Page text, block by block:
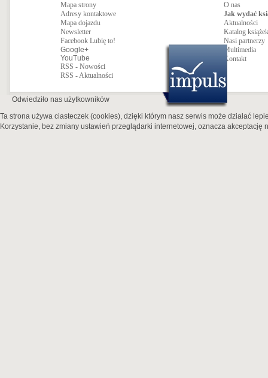
Mapa strony
Adresy kontaktowe
Mapa dojazdu
Newsletter
Facebook Lubię to!
Google+
YouTube
RSS - Nowości
RSS - Aktualności
O nas
Jak wydać
Aktualności
Katalog książek
Nasi partnerzy
Multimedia
Kontakt
Odwiedziło nas użytkowników
Ta strona używa ciasteczek (cookies), dzięki którym nasz serwis może działać
Korzystanie, bez zmiany ustawień przeglądarki internetowej, oznacza akceptację